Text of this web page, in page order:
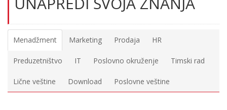
Menadžment Marketing Prodaja HR
Preduzetništvo IT Poslovno okruženje Timski rad
Lične veštine Download Poslovne veštine